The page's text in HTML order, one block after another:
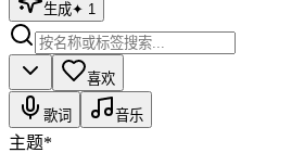
生成✦ 1
喜欢
歌词 音乐
主题*